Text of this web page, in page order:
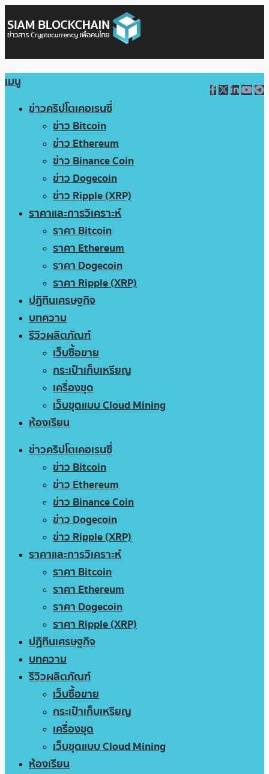
เมนู
ข่าวคริปโตเคอเรนซี่
ข่าว Bitcoin
ข่าว Ethereum
ข่าว Binance Coin
ข่าว Dogecoin
ข่าว Ripple (XRP)
ราคาและการวิเคราะห์
ราคา Bitcoin
ราคา Ethereum
ราคา Dogecoin
ราคา Ripple (XRP)
ปฏิทินเศรษฐกิจ
บทความ
รีวิวผลิตภัณฑ์
เว็บซื้อขาย
กระเป๋าเก็บเหรียญ
เครื่องขุด
เว็บขุดแบบ Cloud Mining
ห้องเรียน
ข่าวคริปโตเคอเรนซี่
ข่าว Bitcoin
ข่าว Ethereum
ข่าว Binance Coin
ข่าว Dogecoin
ข่าว Ripple (XRP)
ราคาและการวิเคราะห์
ราคา Bitcoin
ราคา Ethereum
ราคา Dogecoin
ราคา Ripple (XRP)
ปฏิทินเศรษฐกิจ
บทความ
รีวิวผลิตภัณฑ์
เว็บซื้อขาย
กระเป๋าเก็บเหรียญ
เครื่องขุด
เว็บขุดแบบ Cloud Mining
ห้องเรียน